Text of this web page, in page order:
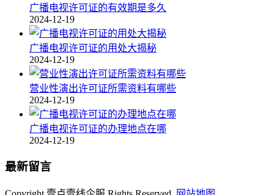
广播电视许可证的有效期是多久
2024-12-19
广播电视许可证的用处大揭秘
2024-12-19
营业性演出许可证所需资料有哪些
2024-12-19
广播电视许可证的办理地点在哪
2024-12-19
最新留言